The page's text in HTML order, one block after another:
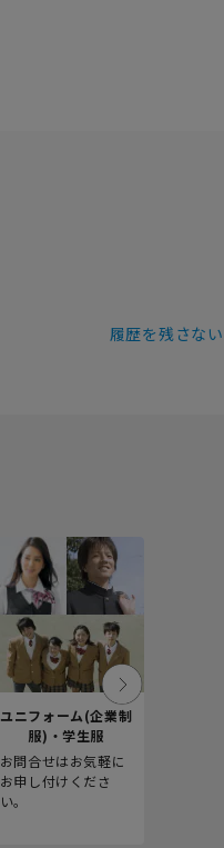
履歴を残さない
ユニフォーム(企業制
服)・学生服
お問合せはお気軽に
お申し付けくださ
い。